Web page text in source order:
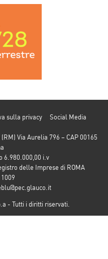
sulla privacy
Social Media
Via Aurelia 796 – CAP 00165
6.980.000,00 i.v
delle Imprese di ROMA
- Tutti i diritti riservati.